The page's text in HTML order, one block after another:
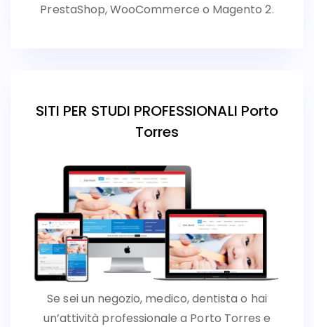
PrestaShop, WooCommerce o Magento 2.
SITI PER STUDI PROFESSIONALI Porto
Torres
Se sei un negozio, medico, dentista o hai
un’attività professionale a Porto Torres e